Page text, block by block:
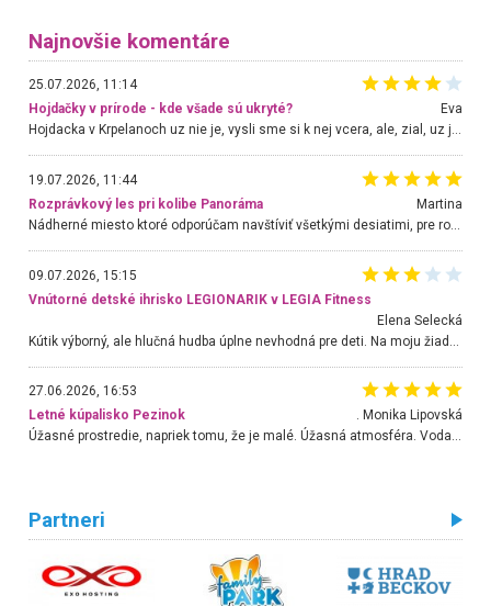
Najnovšie komentáre
25.07.2026, 11:14
Hojdačky v prírode - kde všade sú ukryté?
Eva
Hojdacka v Krpelanoch uz nie je, vysli sme si k nej vcera, ale, zial, uz je znicena. Ak sem planujete cestu len kvoli hojdacke, mozete si ju usetrit. Krasny vyhlad je tu vsak aj bez hojdacky :-)
19.07.2026, 11:44
Rozprávkový les pri kolibe Panoráma
Martina
Nádherné miesto ktoré odporúčam navštíviť všetkými desiatimi, pre rodiny s deťmi, dôchodcom... Proste a jednoducho ozaj rozprávkový les.. určite ešte prídeme. Odniesli sme si na pamiatku krásne tričká,
09.07.2026, 15:15
Vnútorné detské ihrisko LEGIONARIK v LEGIA Fitness
Elena Selecká
27.06.2026, 16:53
Letné kúpalisko Pezinok
. Monika Lipovská
Úžasné prostredie, napriek tomu, že je malé. Úžasná atmosféra. Voda fantastická a nádherná. Ľudí je pomerne veľa, ale su mili a ohľaduplní. Je veľmi zaujímavé sledovať, ako dokážu spolu športovať cudzí ľudia a bez ohľadu na vek. Vládne tu pohoda. Vnuka neviem dostať z vody. Ďakujem za krásny deň . Urcite sa sem vrátim. Jediný problém je s parkovaním, ale aj ten sa mi podarilo vyriešiť. Monika Bratislava
Partneri